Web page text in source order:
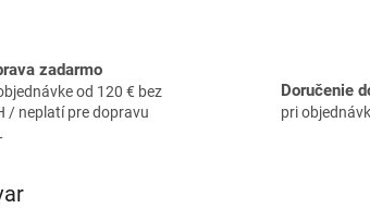
zadarmo
od 120 € bez
/ neplatí pre dopravu
Doručenie
pri